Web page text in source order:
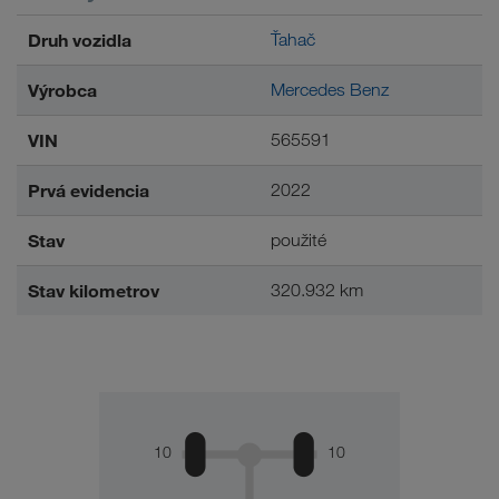
Druh vozidla Ťahač
Výrobca Mercedes Benz
VIN 565591
Prvá evidencia 2022
Stav použité
Stav kilometrov 320.932 km
10 10